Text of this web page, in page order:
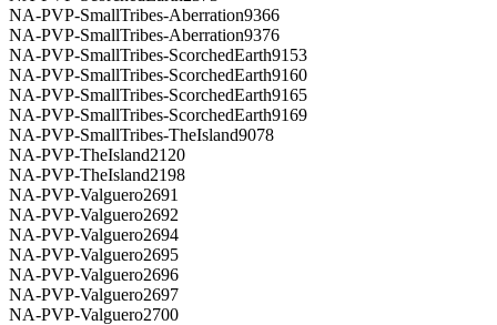
NA-PVP-SmallTribes-Aberration9366
NA-PVP-SmallTribes-Aberration9376
NA-PVP-SmallTribes-ScorchedEarth9153
NA-PVP-SmallTribes-ScorchedEarth9160
NA-PVP-SmallTribes-ScorchedEarth9165
NA-PVP-SmallTribes-ScorchedEarth9169
NA-PVP-SmallTribes-TheIsland9078
NA-PVP-TheIsland2120
NA-PVP-TheIsland2198
NA-PVP-Valguero2691
NA-PVP-Valguero2692
NA-PVP-Valguero2694
NA-PVP-Valguero2695
NA-PVP-Valguero2696
NA-PVP-Valguero2697
NA-PVP-Valguero2700